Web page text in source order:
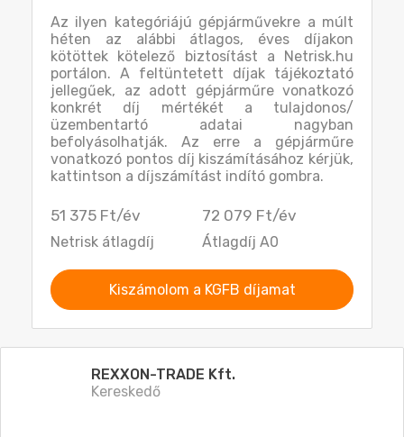
Az ilyen kategóriájú gépjárművekre a múlt
héten az alábbi átlagos, éves díjakon
kötöttek kötelező biztosítást a Netrisk.hu
portálon. A feltüntetett díjak tájékoztató
jellegűek, az adott gépjárműre vonatkozó
konkrét díj mértékét a tulajdonos/
üzembentartó adatai nagyban
befolyásolhatják. Az erre a gépjárműre
vonatkozó pontos díj kiszámításához kérjük,
kattintson a díjszámítást indító gombra.
51 375 Ft/év
Netrisk átlagdíj
72 079 Ft/év
Átlagdíj A0
Kiszámolom a KGFB díjamat
REXXON-TRADE Kft.
Kereskedő